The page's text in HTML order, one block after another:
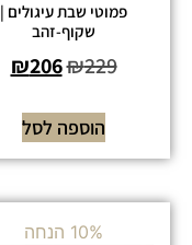
פמוטי שבת עיגולים |
שקוף-זהב
₪229
₪206
הוספה לסל
10% הנחה